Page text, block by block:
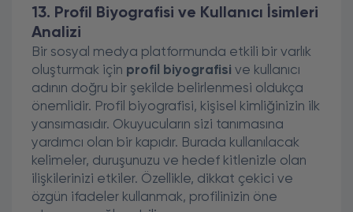
13. Profil Biyografisi ve Kullanıcı İsimleri
Analizi
Bir sosyal medya platformunda etkili bir varlık
oluşturmak için profil biyografisi ve kullanıcı
adının doğru bir şekilde belirlenmesi oldukça
önemlidir. Profil biyografisi, kişisel kimliğinizin ilk
yansımasıdır. Okuyucuların sizi tanımasına
yardımcı olan bir kapıdır. Burada kullanılacak
kelimeler, duruşunuzu ve hedef kitlenizle olan
ilişkilerinizi etkiler. Özellikle, dikkat çekici ve
özgün ifadeler kullanmak, profilinizin öne